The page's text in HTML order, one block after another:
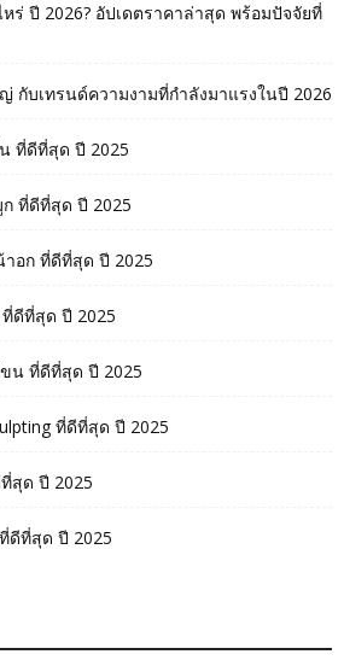
ร่ ปี 2026? อัปเดตราคาล่าสุด พร้อมปัจจัยที่
กับเทรนด์ความงามที่กำลังมาแรงในปี 2026
ที่ดีที่สุด ปี 2025
ที่ดีที่สุด ปี 2025
อก ที่ดีที่สุด ปี 2025
ดีที่สุด ปี 2025
น ที่ดีที่สุด ปี 2025
ที่ดีที่สุด ปี 2025
สุด ปี 2025
ดีที่สุด ปี 2025